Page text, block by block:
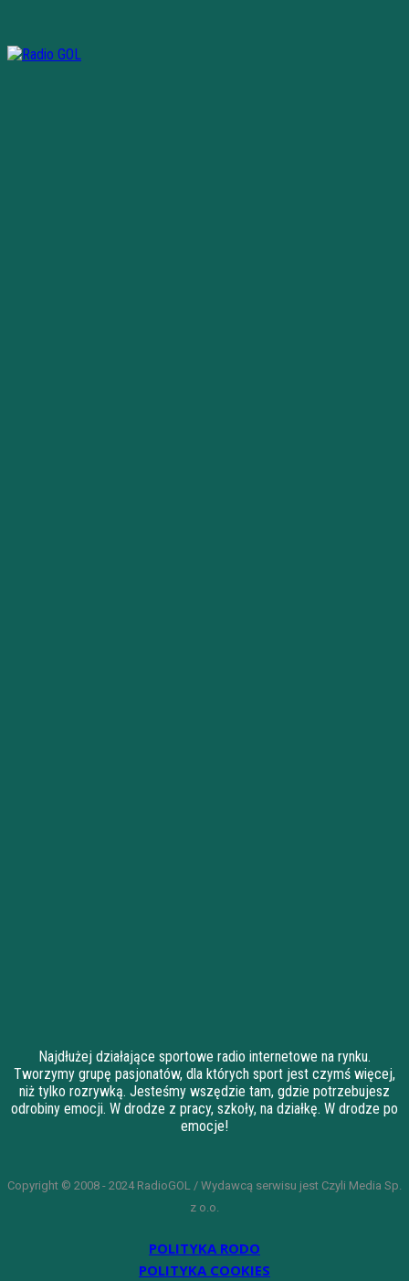
Najdłużej działające sportowe radio internetowe na rynku.
Tworzymy grupę pasjonatów, dla których sport jest czymś więcej,
niż tylko rozrywką. Jesteśmy wszędzie tam, gdzie potrzebujesz
odrobiny emocji. W drodze z pracy, szkoły, na działkę. W drodze po
emocje!
Copyright © 2008 - 2024 RadioGOL / Wydawcą serwisu jest Czyli Media Sp.
z o.o.
POLITYKA RODO
POLITYKA COOKIES